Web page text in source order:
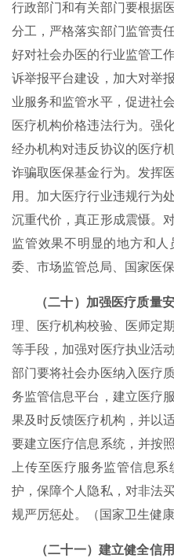
行政部门和有关部门要根据
分工，严格落实部门监管责
好对社会办医的行业监管工
诉举报平台建设，加大对举
业服务和监管水平，促进社
医疗机构价格违法行为。强
经办机构对违反协议的医疗
诈骗取医保基金行为。发挥
用。加大医疗行业违规行为
沉重代价，真正形成震慑。
监管效果不明显的地方和
委、市场监管总局、国家医
（二十）加强医疗质量
理、医疗机构校验、医师定
等手段，加强对医疗执业活
部门要将社会办医纳入医疗
务监管信息平台，建立医疗
果及时反馈医疗机构，并以
要建立医疗信息系统，并按
上传至医疗服务监管信息
护，保障个人隐私，对非法
规严厉惩处。（国家卫生健
（二十一）建立健全信